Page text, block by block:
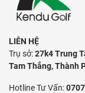
LIÊN HỆ
Trụ sở:27k4 Trung
Tam Thắng, Thành
Hotline Tư Vấn: